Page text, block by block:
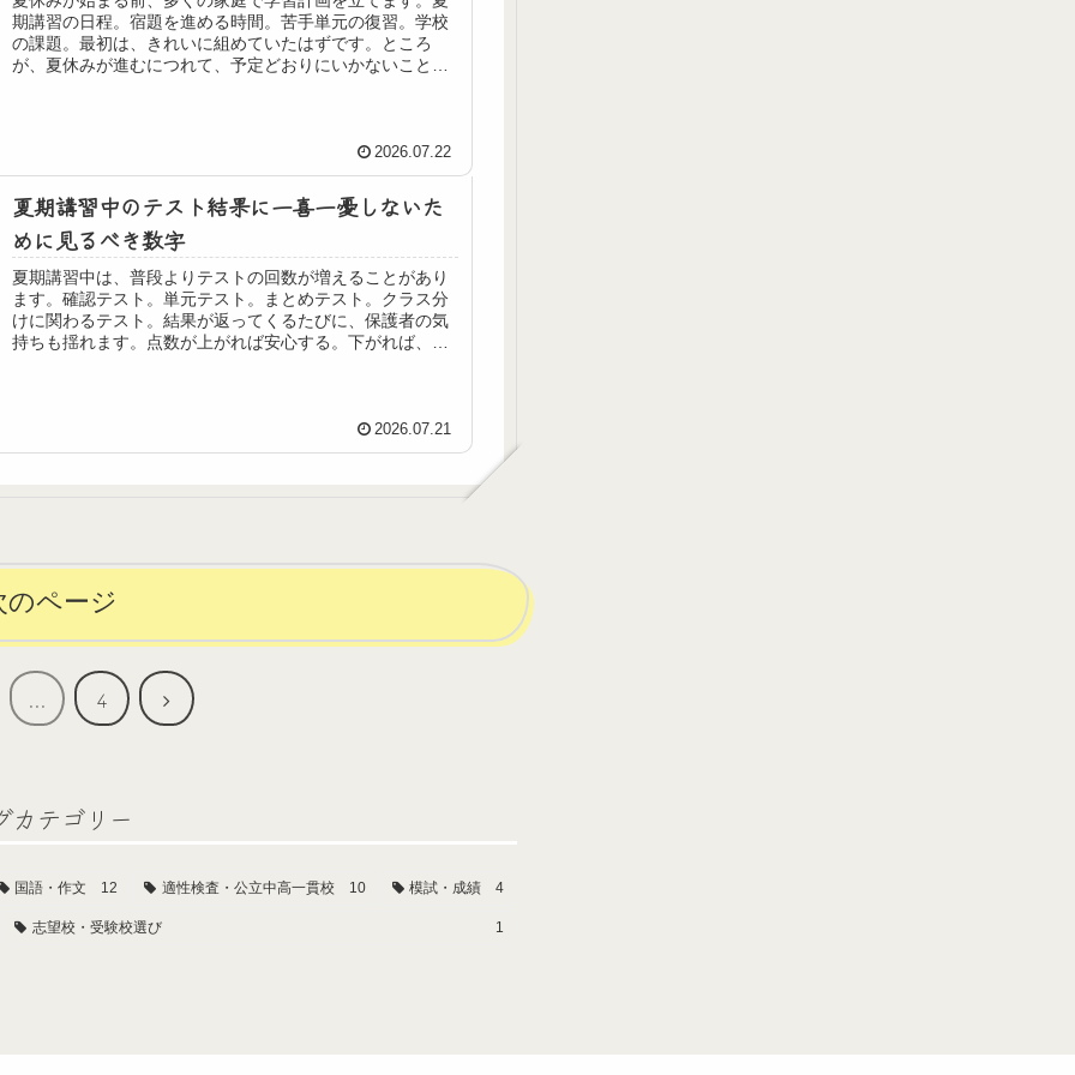
期講習の日程。宿題を進める時間。苦手単元の復習。学校
の課題。最初は、きれいに組めていたはずです。ところ
が、夏休みが進むにつれて、予定どおりにいかないことが
2026.07.22
夏期講習中のテスト結果に一喜一憂しないた
めに見るべき数字
夏期講習中は、普段よりテストの回数が増えることがあり
ます。確認テスト。単元テスト。まとめテスト。クラス分
けに関わるテスト。結果が返ってくるたびに、保護者の気
持ちも揺れます。点数が上がれば安心する。下がれば、こ
2026.07.21
のページ
… 4
次
カテゴリー
国語・作文 12 適性検査・公立中高一貫校 10 模試・成績 4
志望校・受験校選び 1